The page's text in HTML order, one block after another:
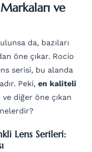
ve
da, bazıları
öne çıkar. Rocio
serisi, bu alanda
Peki, en kaliteli
ve diğer öne çıkan
Lens Serileri: